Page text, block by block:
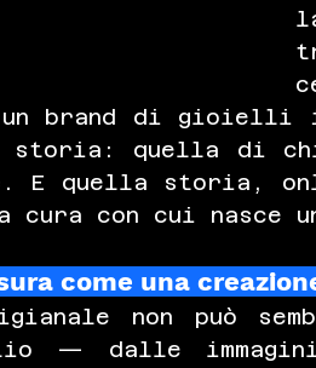
brand di gioielli
storia: quella di
E quella storia,
cura con cui nasce
come una
non può
— dalle